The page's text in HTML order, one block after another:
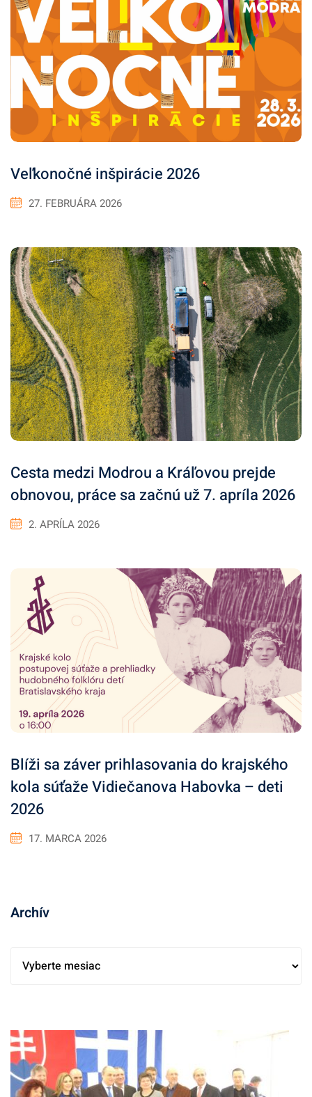
Veľkonočné inšpirácie 2026
27. FEBRUÁRA 2026
Cesta medzi Modrou a Kráľovou prejde
obnovou, práce sa začnú už 7. apríla 2026
2. APRÍLA 2026
Blíži sa záver prihlasovania do krajského
kola súťaže Vidiečanova Habovka – deti
2026
17. MARCA 2026
Archív
í
v